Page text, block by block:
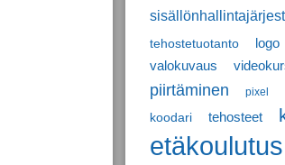
tehostetuotanto logo
valokuvaus
piirtäminen pixel
koodari tehosteet
etäkoulutus